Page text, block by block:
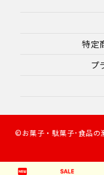
特定
プ
©お菓子・駄菓子･食品の